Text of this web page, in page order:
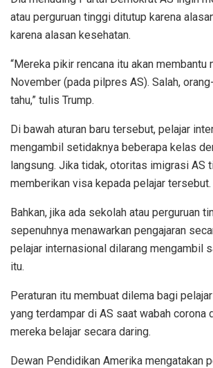
atau perguruan tinggi ditutup karena
karena alasan kesehatan.
“Mereka pikir rencana itu akan membantu
November (pada pilpres AS). Salah,
tahu,” tulis Trump.
Di bawah aturan baru tersebut, pelajar
mengambil setidaknya beberapa kelas
langsung. Jika tidak, otoritas imigrasi AS
memberikan visa kepada pelajar tersebut.
Bahkan, jika ada sekolah atau perguruan
sepenuhnya menawarkan pengajaran
pelajar internasional dilarang mengambil
itu.
Peraturan itu membuat dilema bagi
yang terdampar di AS saat wabah corona
mereka belajar secara daring.
Dewan Pendidikan Amerika mengatakan